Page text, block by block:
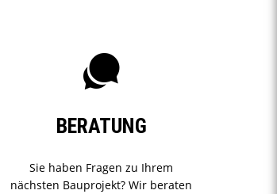
BERATUNG
Sie haben Fragen zu Ihrem
nächsten Bauprojekt? Wir beraten